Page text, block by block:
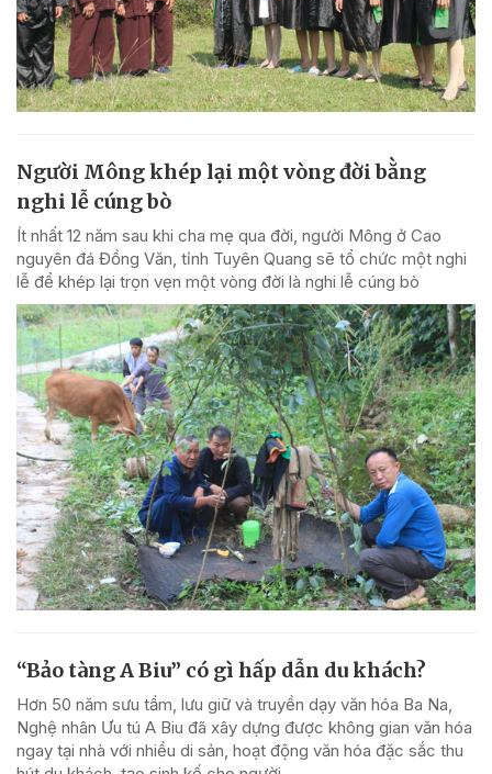
Người Mông khép lại một vòng đời bằng
nghi lễ cúng bò
Ít nhất 12 năm sau khi cha mẹ qua đời, người Mông ở Cao
nguyên đá Đồng Văn, tỉnh Tuyên Quang sẽ tổ chức một nghi
lễ để khép lại trọn vẹn một vòng đời là nghi lễ cúng bò
“Bảo tàng A Biu” có gì hấp dẫn du khách?
Hơn 50 năm sưu tầm, lưu giữ và truyền dạy văn hóa Ba Na,
Nghệ nhân Ưu tú A Biu đã xây dựng được không gian văn hóa
ngay tại nhà với nhiều di sản, hoạt động văn hóa đặc sắc thu